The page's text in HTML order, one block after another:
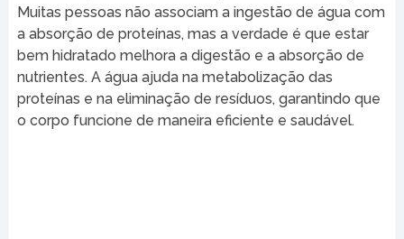
Muitas pessoas não associam a ingestão de água com
a absorção de proteínas, mas a verdade é que estar
bem hidratado melhora a digestão e a absorção de
nutrientes. A água ajuda na metabolização das
proteínas e na eliminação de resíduos, garantindo que
o corpo funcione de maneira eficiente e saudável.